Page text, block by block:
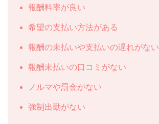
報酬料率が良い
希望の支払い方法がある
報酬の未払いや支払いの遅れがない
報酬未払いの口コミがない
ノルマや罰金がない
強制出勤がない